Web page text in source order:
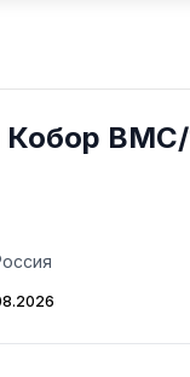
Кобор